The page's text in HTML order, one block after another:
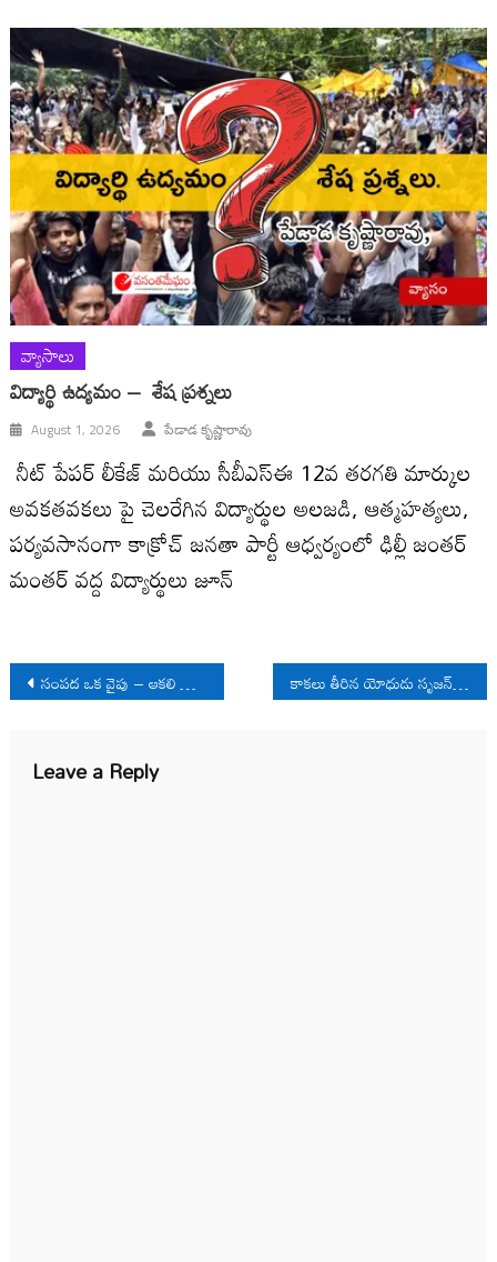
వ్యాసాలు
విద్యార్థి ఉద్యమం – శేష ప్రశ్నలు
August 1, 2026 పేడాడ కృష్ణారావు
నీట్ పేపర్ లీకేజ్ మరియు సీబీఎస్ఈ 12వ తరగతి మార్కుల
అవకతవకలు పై చెలరేగిన విద్యార్థుల అలజడి, ఆత్మహత్యలు,
పర్యవసానంగా కాక్రోచ్ జనతా పార్టీ ఆధ్వర్యంలో ఢిల్లీ జంతర్
మంతర్ వద్ద విద్యార్థులు జూన్
Post
navigation
సంప‌ద ఒక వైపు – ఆక‌లి మ‌రో వైపు కాకలు తీరిన యోధుడు సృజన్ సింగ్
Leave a Reply